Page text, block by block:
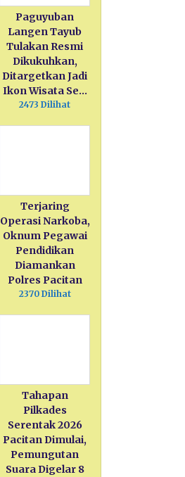
Paguyuban
Langen Tayub
Tulakan Resmi
Dikukuhkan,
Ditargetkan Jadi
Ikon Wisata Se…
2473 Dilihat
Terjaring
Operasi Narkoba,
Oknum Pegawai
Pendidikan
Diamankan
Polres Pacitan
2370 Dilihat
Tahapan
Pilkades
Serentak 2026
Pacitan Dimulai,
Pemungutan
Suara Digelar 8